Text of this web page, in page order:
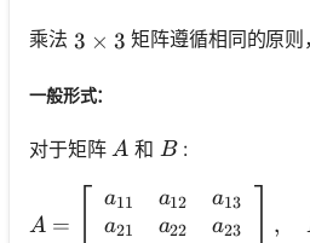
乘法 3 \times 3
3 × 3 矩阵遵循相同的原则
一般形式：
对于矩阵 A
A 和 B
B:
A =
a11
a21
a12
a22
a13
a23 ,